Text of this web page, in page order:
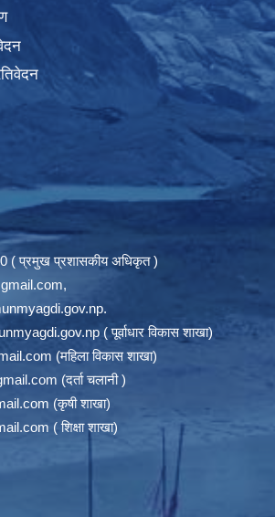
( प्रमुख प्रशासकीय अधिकृत )
,
.
( पूर्वाधार विकास शाखा)
(महिला विकास शाखा)
(दर्ता चलानी )
(कृषी शाखा)
( शिक्षा शाखा)